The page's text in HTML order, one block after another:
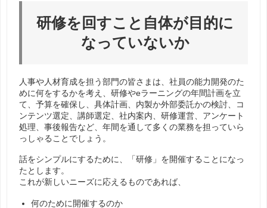
研修を回すこと自体が目的に
なっていないか
人事や人材育成を担う部門の皆さまは、社員の能力開発のた
めに何をするかを考え、研修やeラーニングの年間計画を立
て、予算を確保し、具体計画、内製か外部委託かの検討、コ
ンテンツ選定、講師選定、社内案内、研修運営、アンケート
処理、事後報告など、年間を通して多くの業務を担っていら
っしゃることでしょう。
話をシンプルにするために、「研修」を開催することになっ
たとします。
これが新しいニーズに応えるものであれば、
何のために開催するのか